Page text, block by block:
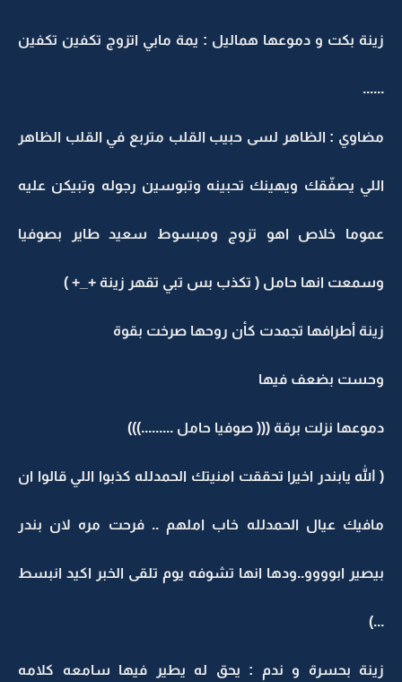
زينة بكت و دموعها هماليل : يمة مابي اتزوج تكفين تكفين
......
مضاوي : الظاهر لسى حبيب القلب متربع في القلب الظاهر
اللي يصفّقك ويهينك تحبينه وتبوسين رجوله وتبيكن عليه
عموما خلاص اهو تزوج ومبسوط سعيد طاير بصوفيا
وسمعت انها حامل ( تكذب بس تبي تقهر زينة +_+ )
زينة أطرافها تجمدت كأن روحها صرخت بقوة
وحست بضعف فيها
دموعها نزلت برقة ((( صوفيا حامل .........)))
( الله يابندر اخيرا تحققت امنيتك الحمدلله كذبوا اللي قالوا ان
مافيك عيال الحمدلله خاب املهم .. فرحت مره لان بندر
بيصير ابوووو..ودها انها تشوفه يوم تلقى الخبر اكيد انبسط
...)
زينة بحسرة و ندم : يحق له يطير فيها سامعه كلامه